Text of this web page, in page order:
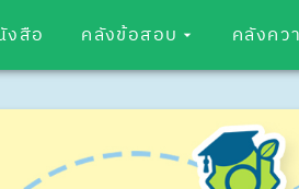
งสือ คลังข้อสอบ คลังคว